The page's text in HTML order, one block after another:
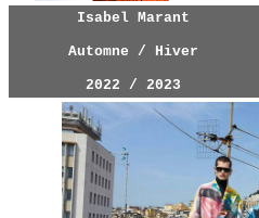
Isabel Marant
Automne / Hiver
2022 / 2023